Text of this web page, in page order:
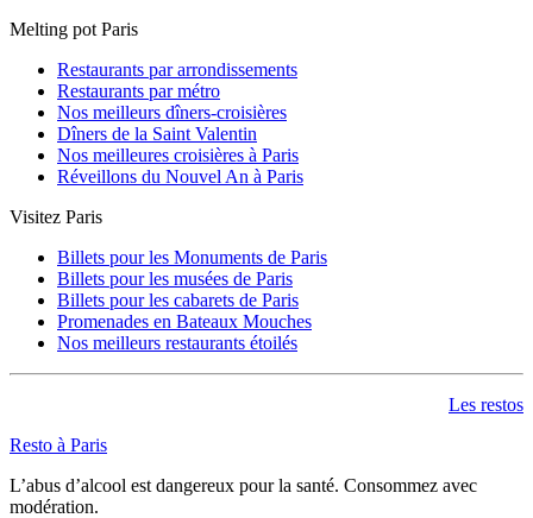
Melting pot Paris
Restaurants par arrondissements
Restaurants par métro
Nos meilleurs dîners-croisières
Dîners de la Saint Valentin
Nos meilleures croisières à Paris
Réveillons du Nouvel An à Paris
Visitez Paris
Billets pour les Monuments de Paris
Billets pour les musées de Paris
Billets pour les cabarets de Paris
Promenades en Bateaux Mouches
Nos meilleurs restaurants étoilés
Les restos
Resto à Paris
L’abus d’alcool est dangereux pour la santé. Consommez avec
modération.